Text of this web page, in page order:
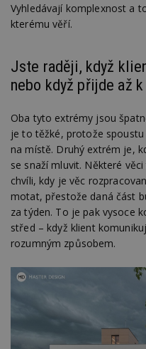
Vyhledávají komplexnost a
kterému věří.
Jste raději, když
nebo když přijde až
Oba tyto extrémy jsou
je to těžké, protože
na místě. Druhý extrém je,
se snaží mluvit. Některé
chvíli, kdy je věc
motat, přestože daná část
za týden. To je pak vysoce
střed – když klient
rozumným způsobem.